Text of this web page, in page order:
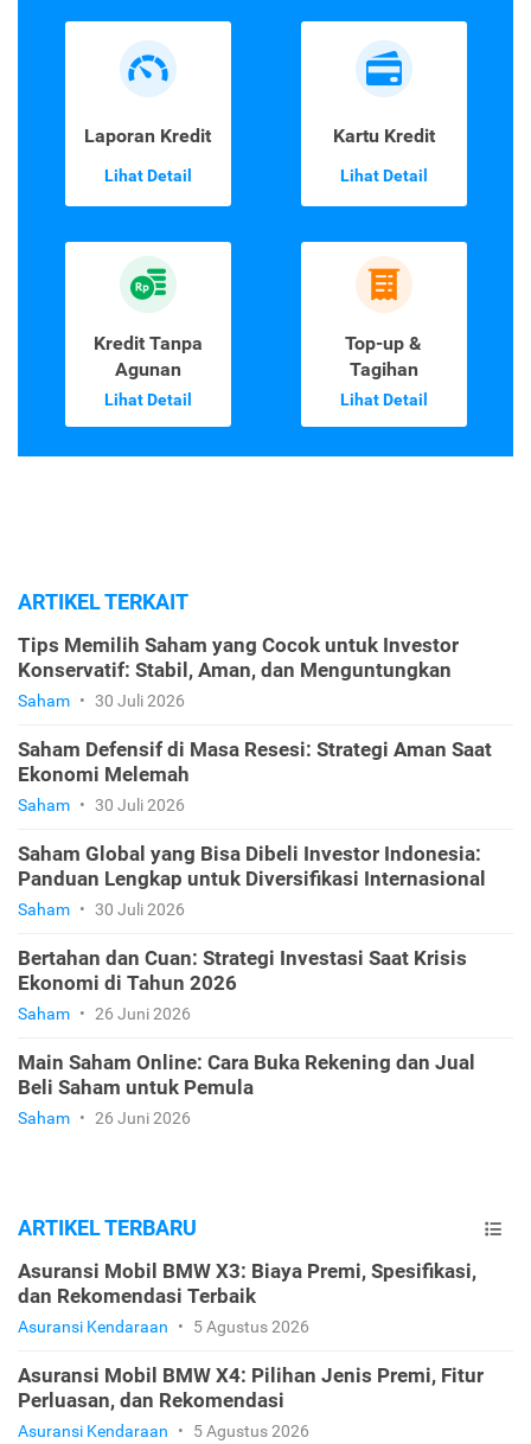
Laporan Kredit
Lihat Detail
Kartu Kredit
Lihat Detail
Kredit Tanpa
Agunan
Lihat Detail
Top-up &
Tagihan
Lihat Detail
ARTIKEL TERKAIT
Tips Memilih Saham yang Cocok untuk Investor
Konservatif: Stabil, Aman, dan Menguntungkan
Saham • 30 Juli 2026
Saham Defensif di Masa Resesi: Strategi Aman Saat
Ekonomi Melemah
Saham • 30 Juli 2026
Saham Global yang Bisa Dibeli Investor Indonesia:
Panduan Lengkap untuk Diversifikasi Internasional
Saham • 30 Juli 2026
Bertahan dan Cuan: Strategi Investasi Saat Krisis
Ekonomi di Tahun 2026
Saham • 26 Juni 2026
Main Saham Online: Cara Buka Rekening dan Jual
Beli Saham untuk Pemula
Saham • 26 Juni 2026
ARTIKEL TERBARU
Asuransi Mobil BMW X3: Biaya Premi, Spesifikasi,
dan Rekomendasi Terbaik
Asuransi Kendaraan • 5 Agustus 2026
Asuransi Mobil BMW X4: Pilihan Jenis Premi, Fitur
Perluasan, dan Rekomendasi
Asuransi Kendaraan • 5 Agustus 2026